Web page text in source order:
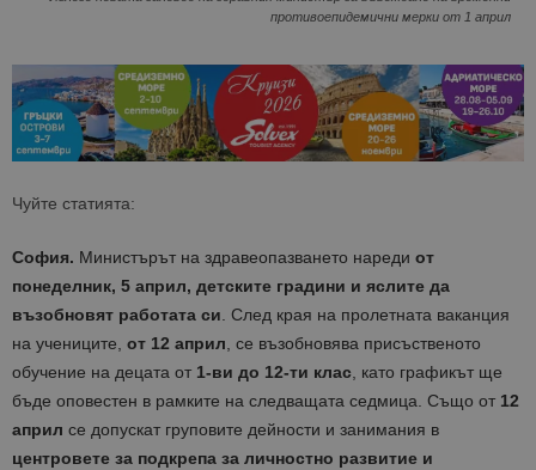
противоепидемични мерки от 1 април
Чуйте статията:
София. Министърът на здравеопазването нареди от
понеделник, 5 април, детските градини и яслите да
възобновят работата си. След края на пролетната ваканция
на учениците, от 12 април, се възобновява присъственото
обучение на децата от 1-ви до 12-ти клас, като графикът ще
бъде оповестен в рамките на следващата седмица. Също от 12
април се допускат груповите дейности и занимания в
центровете за подкрепа за личностно развитие и